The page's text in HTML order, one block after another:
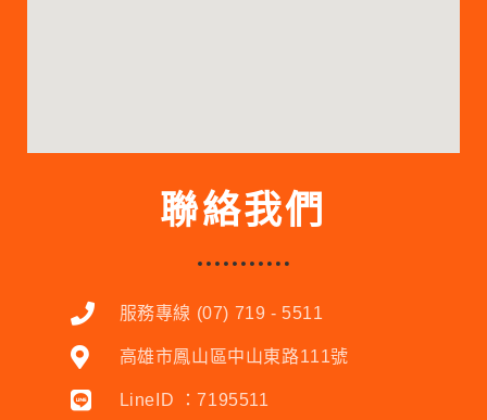
聯絡我們
服務專線 (07) 719 - 5511
高雄市鳳山區中山東路111號
LineID ：7195511